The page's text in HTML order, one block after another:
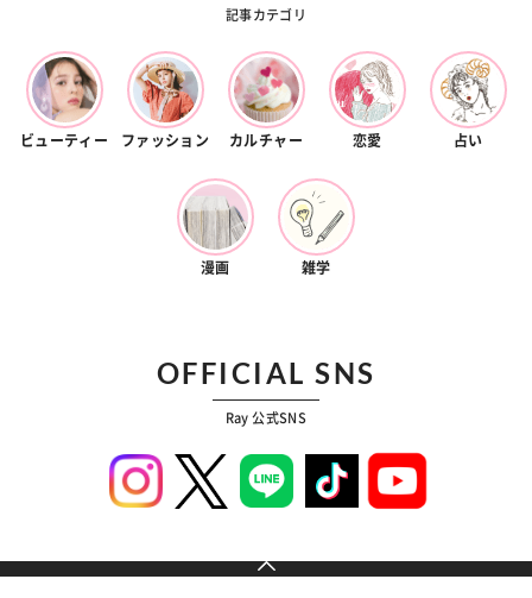
記事カテゴリ
ビューティー ファッション カルチャー 恋愛 占い
漫画 雑学
OFFICIAL SNS
Ray 公式SNS